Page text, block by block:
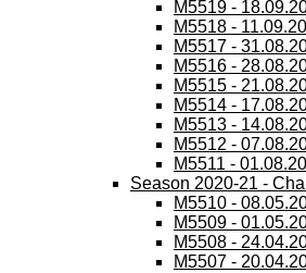
M5519 -
M5518 -
M5517 -
M5516 -
M5515 -
M5514 -
M5513 -
M5512 -
M5511 -
Season 2020-21 -
M5510 -
M5509 -
M5508 -
M5507 -